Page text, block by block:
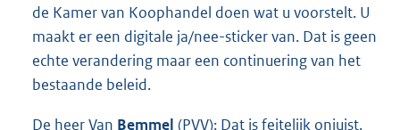
de Kamer van Koophandel doen wat u voorstelt. U
maakt er een digitale ja/nee-sticker van. Dat is geen
echte verandering maar een continuering van het
bestaande beleid.
De heer Van Bemmel (PVV): Dat is feitelijk onjuist.